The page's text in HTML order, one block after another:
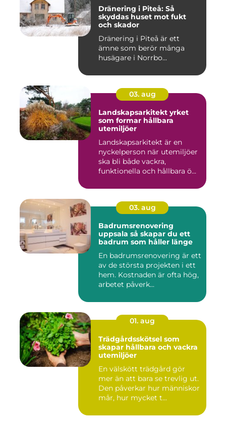
Dränering i Piteå: Så
skyddas huset mot fukt
och skador
Dränering i Piteå är ett
ämne som berör många
husägare i Norrbo...
03. aug
Landskapsarkitekt yrket
som formar hållbara
utemiljöer
Landskapsarkitekt är en
nyckelperson när utemiljöer
ska bli både vackra,
funktionella och hållbara ö...
03. aug
Badrumsrenovering
uppsala så skapar du ett
badrum som håller länge
En badrumsrenovering är ett
av de största projekten i ett
hem. Kostnaden är ofta hög,
arbetet påverk...
01. aug
Trädgårdsskötsel som
skapar hållbara och vackra
utemiljöer
En välskött trädgård gör
mer än att bara se trevlig ut.
Den påverkar hur människor
mår, hur mycket t...